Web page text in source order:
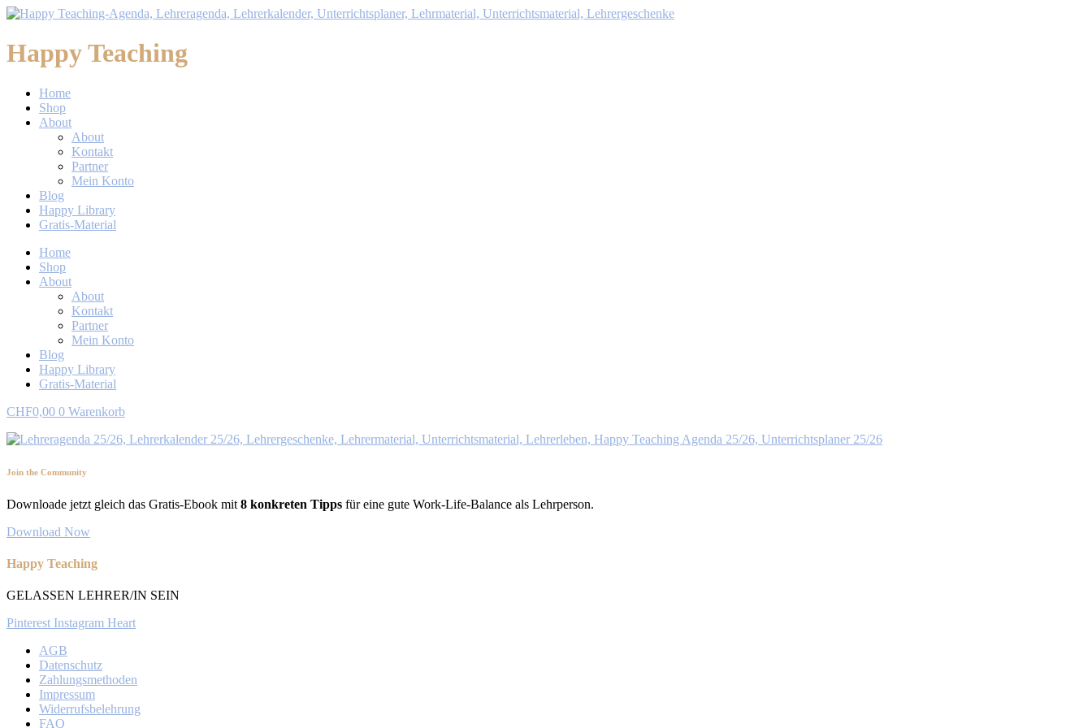
Happy Teaching
Home
Shop
About
About
Kontakt
Partner
Mein Konto
Blog
Happy Library
Gratis-Material
Home
Shop
About
About
Kontakt
Partner
Mein Konto
Blog
Happy Library
Gratis-Material
CHF0,00 0 Warenkorb
Join the Community
Downloade jetzt gleich das Gratis-Ebook mit 8 konkreten Tipps für eine gute Work-Life-Balance als Lehrperson.
Download Now
Happy Teaching
GELASSEN LEHRER/IN SEIN
Pinterest Instagram Heart
AGB
Datenschutz
Zahlungsmethoden
Impressum
Widerrufsbelehrung
FAQ